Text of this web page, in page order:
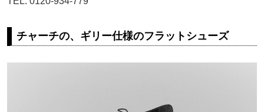
チャーチの、ギリー仕様のフラットシューズ